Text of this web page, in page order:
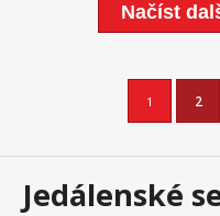
Načíst
1 2
Jedálenské